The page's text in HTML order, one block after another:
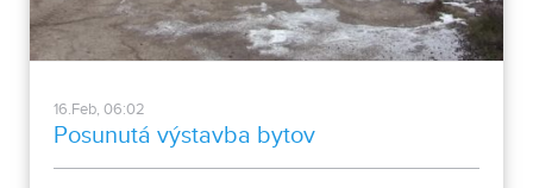
16.Feb, 06:02
Posunutá výstavba bytov